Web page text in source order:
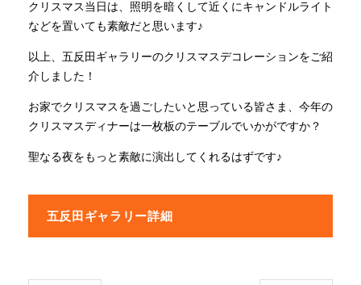
クリスマス当日は、照明を暗くして近くにキャンドルライト
などを置いても素敵だと思います♪
以上、五反田ギャラリーのクリスマスデコレーションをご紹
介しました！
お家でクリスマスを過ごしたいと思っている皆さま、今年の
クリスマスディナーは一枚板のテーブルでいかがですか？
聖なる夜をもっと素敵に演出してくれるはずです♪
五反田ギャラリー詳細